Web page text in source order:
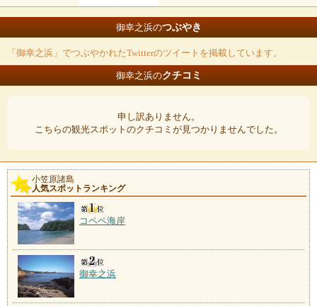
御幸之浜のつぶやき
「御幸之浜」でつぶやかれたTwitterのツイートを掲載しています。
御幸之浜のクチコミ
申し訳ありません。
こちらの観光スポットのクチコミが見つかりませんでした。
小笠原諸島
人気スポットランキング
コペペ海岸
御幸之浜